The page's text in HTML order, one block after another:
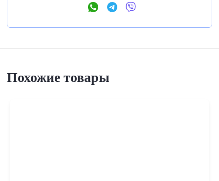
Похожие товары